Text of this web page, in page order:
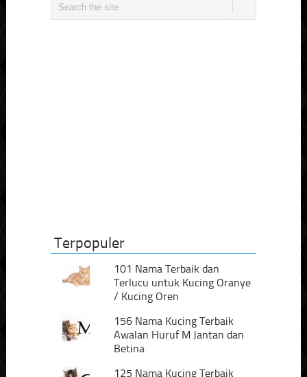
Terpopuler
101 Nama Terbaik dan
Terlucu untuk Kucing Oranye
/ Kucing Oren
156 Nama Kucing Terbaik
Awalan Huruf M Jantan dan
Betina
125 Nama Kucing Terbaik